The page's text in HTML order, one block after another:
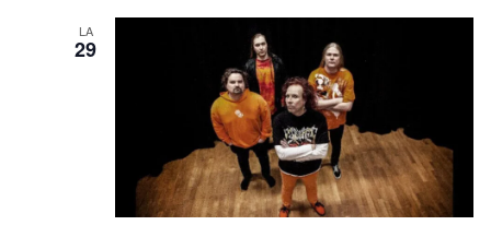
LA
29